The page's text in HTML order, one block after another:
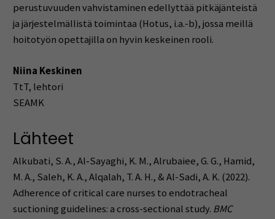
perustuvuuden vahvistaminen edellyttää pitkäjänteistä
ja järjestelmällistä toimintaa (Hotus, i.a.-b), jossa meillä
hoitotyön opettajilla on hyvin keskeinen rooli.
Niina Keskinen
TtT, lehtori
SEAMK
Lähteet
Alkubati, S. A., Al‐Sayaghi, K. M., Alrubaiee, G. G., Hamid,
M. A., Saleh, K. A., Alqalah, T. A. H., & Al-Sadi, A. K. (2022).
Adherence of critical care nurses to endotracheal
suctioning guidelines: a cross-sectional study. BMC